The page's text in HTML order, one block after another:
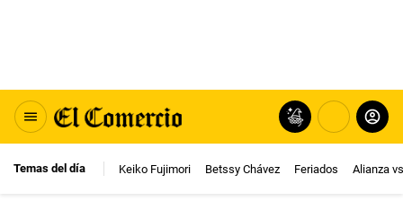
Temas del día Keiko Fujimori Betssy Chávez Feriados Alianza